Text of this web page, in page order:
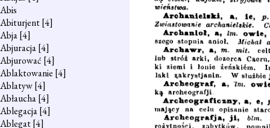
Abis
Abiturjent[4]
Abja[4]
Abjuracja[4]
Abjurować [4]
Ablaktowanie [4]
Ablatyw[4]
Abłaucha[4]
Ablegacja[4]
Ablegat[4]